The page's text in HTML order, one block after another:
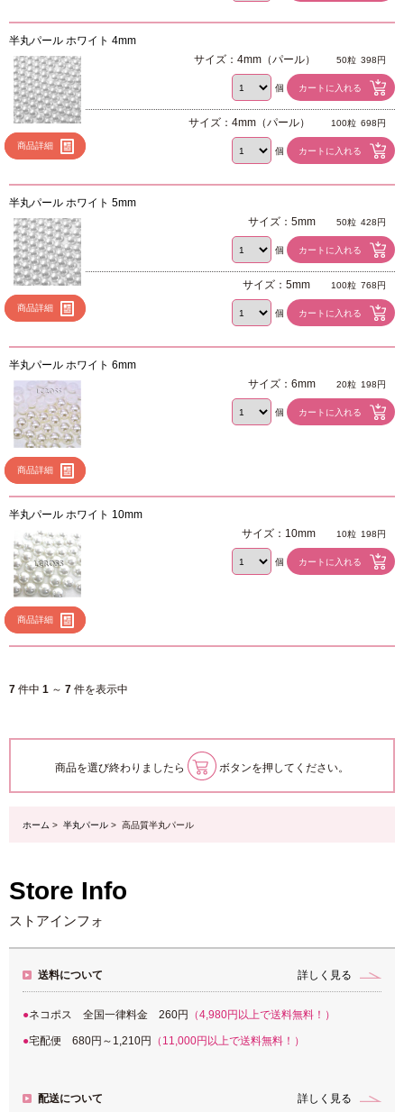
半丸パール ホワイト 4mm
商品詳細
サイズ：4mm（パール） 50粒 398円
個
サイズ：4mm（パール） 100粒 698円
個
半丸パール ホワイト 5mm
商品詳細
サイズ：5mm 50粒 428円
個
サイズ：5mm 100粒 768円
個
半丸パール ホワイト 6mm
商品詳細
サイズ：6mm 20粒 198円
個
半丸パール ホワイト 10mm
商品詳細
サイズ：10mm 10粒 198円
個
7 件中 1 ～ 7 件を表示中
商品を選び終わりましたら ボタンを押してください。
ホーム > 半丸パール > 高品質半丸パール
Store Info
ストアインフォ
送料について 詳しく見る
ネコポス 全国一律料金 260円 （4,980円以上で送料無料！）
宅配便 680円～1,210円 （11,000円以上で送料無料！）
配送について 詳しく見る